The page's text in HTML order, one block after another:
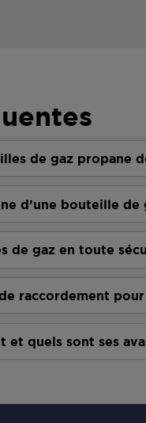
de gaz propane
d’une bouteille de
de gaz en toute
raccordement
et quels sont ses